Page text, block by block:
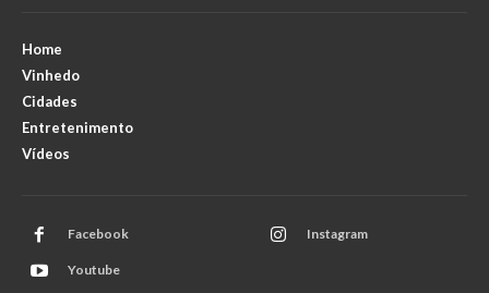
Home
Vinhedo
Cidades
Entretenimento
Vídeos
Facebook Instagram
Youtube